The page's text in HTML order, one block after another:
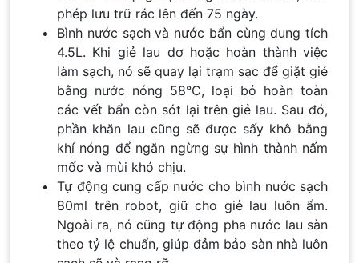
phép lưu trữ rác lên đến 75 ngày.
Bình nước sạch và nước bẩn cùng dung tích
4.5L. Khi giẻ lau dơ hoặc hoàn thành việc
làm sạch, nó sẽ quay lại trạm sạc để giặt giẻ
bằng nước nóng 58°C, loại bỏ hoàn toàn
các vết bẩn còn sót lại trên giẻ lau. Sau đó,
phần khăn lau cũng sẽ được sấy khô bằng
khí nóng để ngăn ngừng sự hình thành nấm
mốc và mùi khó chịu.
Tự động cung cấp nước cho bình nước sạch
80ml trên robot, giữ cho giẻ lau luôn ẩm.
Ngoài ra, nó cũng tự động pha nước lau sàn
theo tỷ lệ chuẩn, giúp đảm bảo sàn nhà luôn